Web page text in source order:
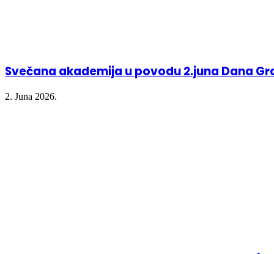
Svečana akademija u povodu 2.juna Dana
2. Juna 2026.